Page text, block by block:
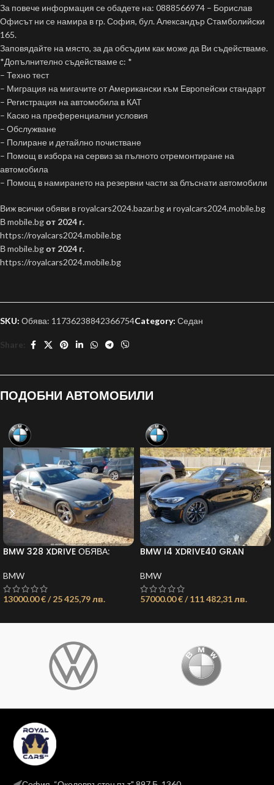
За повече информация се обадете на: 0888566974 – Борислав
Офисът ни се намира в гр. София, бул. Александър Стамболийски
165.
Заповядайте на място, за да обсъдим как може да Ви съдействаме.
*Допълнително съдействаме с: *
– Техно тест
– Миграция на мигачите от Американски към Европейски стандарт
– Регистрация на автомобила в КАТ
– Каско на преференциални условия
– Обслужване
– Полиране и детайлно почистване
– Помощ в избора на сервиз за пълното отремонтиране на
автомобила
– Помощ в намирането на резервни части за блъснати автомобили
Виж всички обяви в royalcars2024.bazar.bg и royalcars2024.mobile.bg
В mobile.bgот 2024 г.
https://royalcars2024.mobile.bg
В mobile.bgот 2024 г.
https://royalcars2024.mobile.bg
SKU: Обява: 11736238842366754Category: Седан
Share:
ПОДОБНИ АВТОМОБИЛИ
BMW 328 XDRIVE ОБЯВА:
BMW
13000.00 € / 25 425,79 лв.
BMW I4 XDRIVE40 GRAN
11735510876321557
BMW
57000.00 € / 111 482,31 лв.